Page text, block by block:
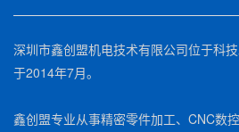
深圳市鑫创盟机电技术有限公司位于科
于2014年7月。
鑫创盟专业从事精密零件加工、CNC数